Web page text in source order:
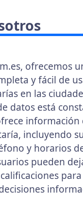
ofrecemos
y fácil de
en las
datos está
información
incluyendo
y horarios
pueden